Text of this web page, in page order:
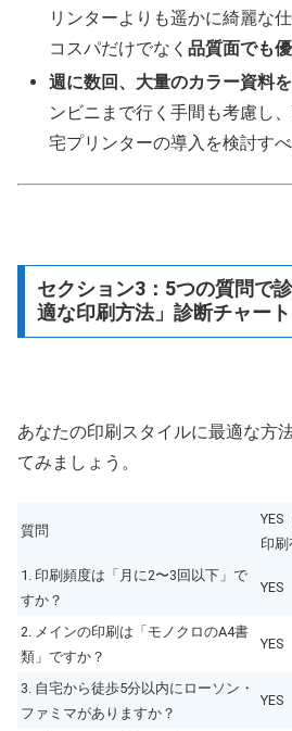
リンターよりも遥かに綺麗な
コスパだけでなく品質面でも
週に数回、大量のカラー資料を
ンビニまで行く手間も考慮し
宅プリンターの導入を検討すべ
セクション3：5つの質問で
適な印刷方法」診断チャート
あなたの印刷スタイルに最適な方
てみましょう。
質問
YES
印刷
1. 印刷頻度は「月に2〜3回以下」で
すか？
YES
2. メインの印刷は「モノクロのA4書
類」ですか？
YES
3. 自宅から徒歩5分以内にローソン・
ファミマがありますか？
YES